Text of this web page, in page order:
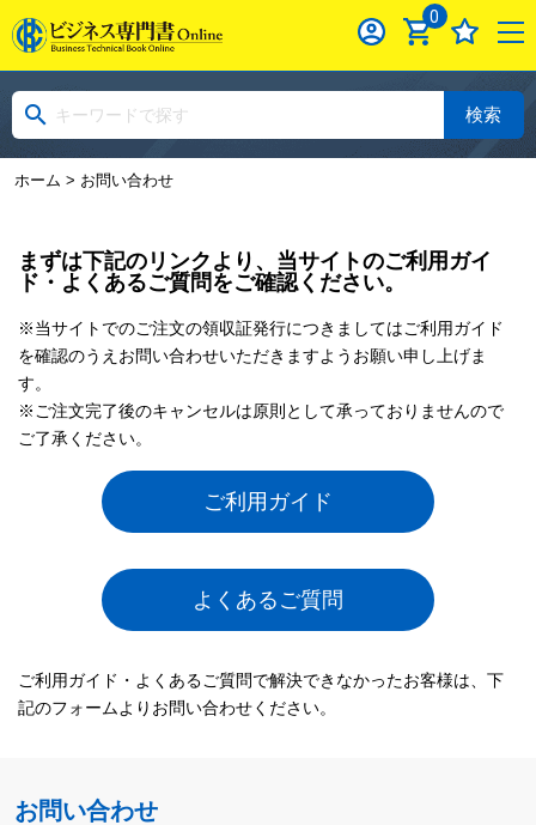
0
検索
ホーム > お問い合わせ
まずは下記のリンクより、当サイトのご利用ガイ
ド・よくあるご質問をご確認ください。
※当サイトでのご注文の領収証発行につきましてはご利用ガイド
を確認のうえお問い合わせいただきますようお願い申し上げま
す。
※ご注文完了後のキャンセルは原則として承っておりませんので
ご了承ください。
ご利用ガイド
よくあるご質問
ご利用ガイド・よくあるご質問で解決できなかったお客様は、下
記のフォームよりお問い合わせください。
お問い合わせ